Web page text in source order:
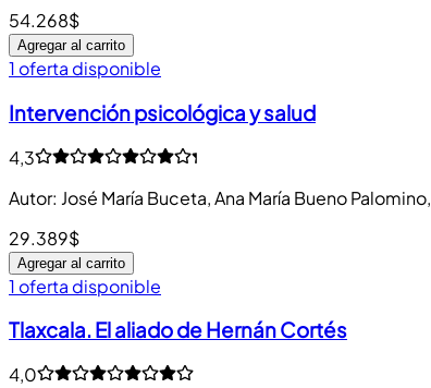
54.268$
Agregar al carrito
1 oferta disponible
Intervención psicológica y salud
4,3
Autor: José María Buceta,Ana María Bueno Palomino,
29.389$
Agregar al carrito
1 oferta disponible
Tlaxcala. El aliado de Hernán Cortés
4,0